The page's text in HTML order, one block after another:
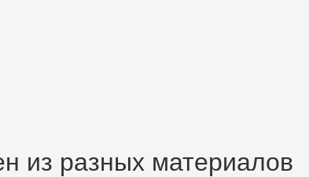
из разных материалов